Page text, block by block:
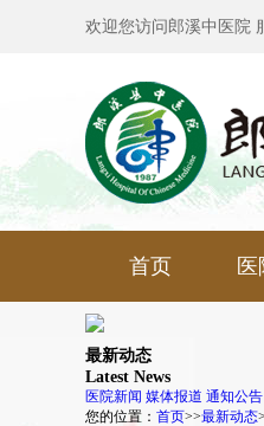
欢迎您访问郎溪中医院
首页
最新动态
Latest News
医院新闻 媒体报道 通知公告
您的位置： 首页>>最新动态